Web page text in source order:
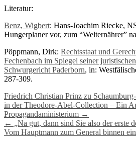
Literatur:
Benz, Wigbert: Hans-Joachim Riecke,
Hungerplaner vor, zum “Welternährer”
Pöppmann, Dirk: Rechtsstaat und
Fechenbach im Spiegel seiner
Schwurgericht Paderborn, in:
287-309.
Post
navigation
Friedrich Christian Prinz zu
in der Theodore-Abel-Collection – Ein
Propagandaministerium →
← „Na gut, dann sind Sie also der erste
Vom Hauptmann zum General binnen